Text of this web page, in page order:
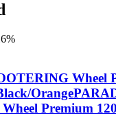
Wheel
Orange
Premium